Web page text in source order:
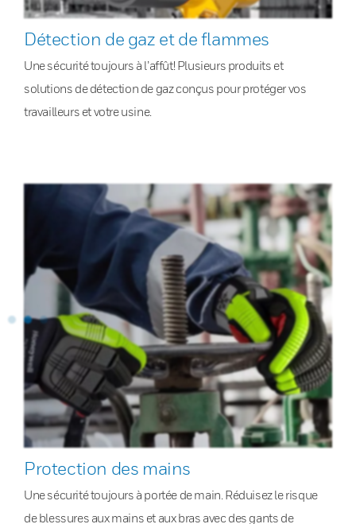
Détection de gaz et de flammes
Une sécurité toujours à l’affût! Plusieurs produits et
solutions de détection de gaz conçus pour protéger vos
travailleurs et votre usine.
Protection des mains
Une sécurité toujours à portée de main. Réduisez le risque
de blessures aux mains et aux bras avec des gants de